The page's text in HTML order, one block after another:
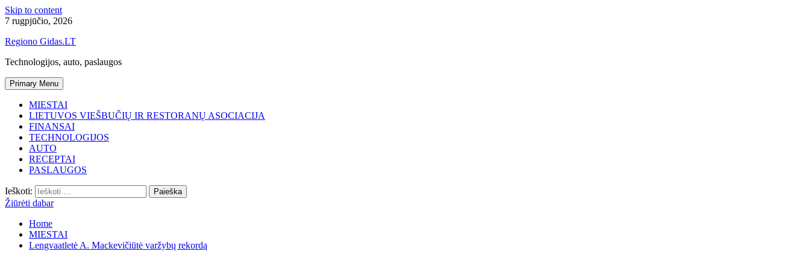
Skip to content
7 rugpjūčio, 2026
Regiono Gidas.LT
Technologijos, auto, paslaugos
Primary Menu
MIESTAI
LIETUVOS VIEŠBUČIŲ IR RESTORANŲ ASOCIACIJA
FINANSAI
TECHNOLOGIJOS
AUTO
RECEPTAI
PASLAUGOS
Ieškoti:
Žiūrėti dabar
Home
MIESTAI
Lengvaatletė A. Mackevičiūtė varžybų rekordą